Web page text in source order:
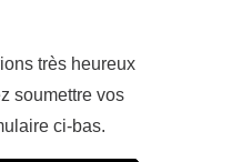
très heureux
soumettre vos
ci-bas.